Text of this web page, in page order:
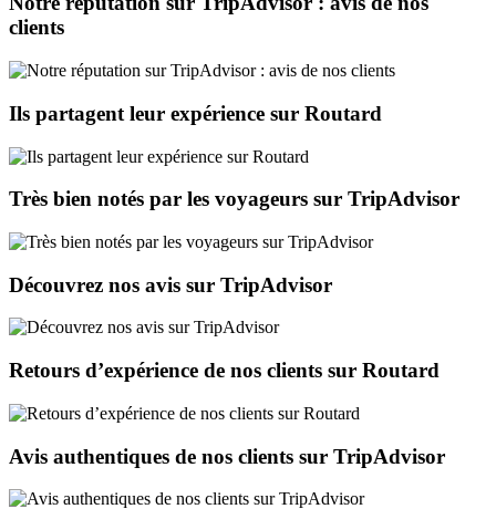
clients
Ils partagent leur expérience sur Routard
Très bien notés par les voyageurs sur TripAdvisor
Découvrez nos avis sur TripAdvisor
Retours d’expérience de nos clients sur Routard
Avis authentiques de nos clients sur TripAdvisor